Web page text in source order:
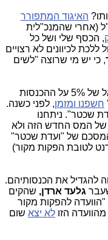
האיגוד המתפורר
(אחרי שהמנכ"לית
, הכסף שלי ושל כל
לכיוונים לא רצויים
, כי יש מי שרוצה "לשים
את התכנית להטיל "מס אינטרנט" בישראל של 5% על ההכנסות
חשפנו ומזמן, לפני כשנה.
שכטר". ניתחנו
של המס החדש הזה ולא
המסכם של "ועדת שכטר"
לטובת הפקות מקור)
להגדיל את הכנסותיהם.
גלעד ארדן, שהקים
"הוועדה להפקות מקור
מהוועדה הזו לא יצא שום